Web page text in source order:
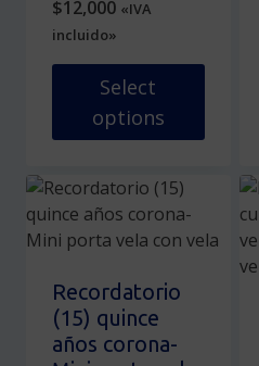
$12,000 «IVA
incluido»
Select
options
producto
múltiples
variantes.
Las
opciones
se
pueden
Recordatorio
(15) quince
años corona-